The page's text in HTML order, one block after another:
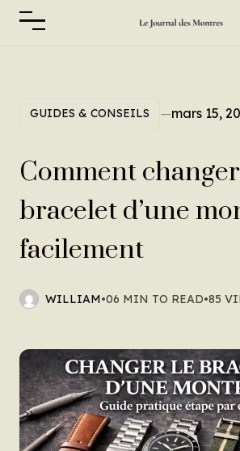
GUIDES & CONSEILS —mars 15,
Comment
bracelet d’une
facilement
WILLIAM•06 MIN TO READ•85